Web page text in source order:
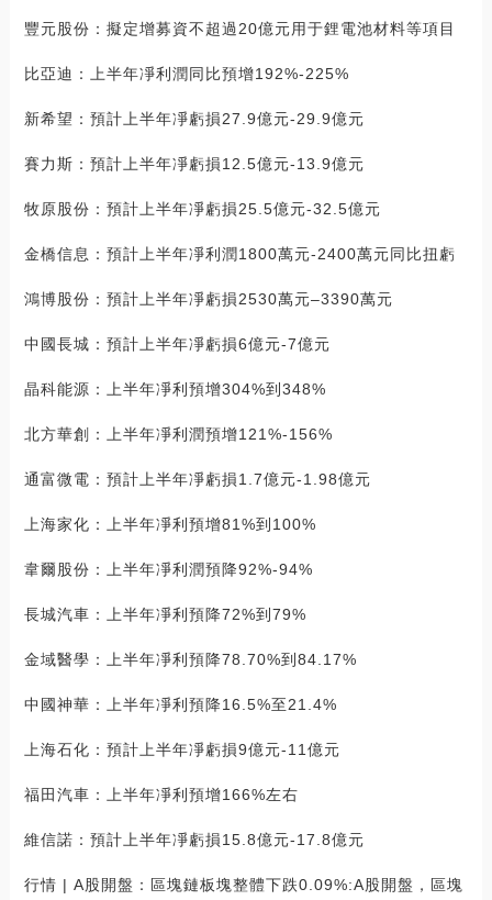
豐元股份：擬定增募資不超過20億元用于鋰電池材料等項目
比亞迪：上半年凈利潤同比預增192%-225%
新希望：預計上半年凈虧損27.9億元-29.9億元
賽力斯：預計上半年凈虧損12.5億元-13.9億元
牧原股份：預計上半年凈虧損25.5億元-32.5億元
金橋信息：預計上半年凈利潤1800萬元-2400萬元同比扭虧
鴻博股份：預計上半年凈虧損2530萬元–3390萬元
中國長城：預計上半年凈虧損6億元-7億元
晶科能源：上半年凈利預增304%到348%
北方華創：上半年凈利潤預增121%-156%
通富微電：預計上半年凈虧損1.7億元-1.98億元
上海家化：上半年凈利預增81%到100%
韋爾股份：上半年凈利潤預降92%-94%
長城汽車：上半年凈利預降72%到79%
金域醫學：上半年凈利預降78.70%到84.17%
中國神華：上半年凈利預降16.5%至21.4%
上海石化：預計上半年凈虧損9億元-11億元
福田汽車：上半年凈利預增166%左右
維信諾：預計上半年凈虧損15.8億元-17.8億元
行情 | A股開盤：區塊鏈板塊整體下跌0.09%:A股開盤，區塊